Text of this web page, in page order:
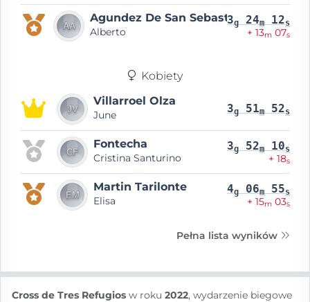
Agundez De San Sebastian
Alberto
3g 24m 12s
+ 13m 07s
Kobiety
Villarroel Olza
June 3g 51m 52s
Fontecha
Cristina Santurino
3g 52m 10s
+ 18s
Martin Tarilonte
Elisa
4g 06m 55s
+ 15m 03s
Pełna lista wyników
Cross de Tres Refugios w roku 2022, wydarzenie biegowe